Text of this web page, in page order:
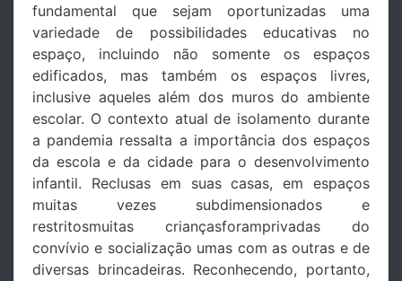
fundamental que sejam oportunizadas uma
variedade de possibilidades educativas no
espaço, incluindo não somente os espaços
edificados, mas também os espaços livres,
inclusive aqueles além dos muros do ambiente
escolar. O contexto atual de isolamento durante
a pandemia ressalta a importância dos espaços
da escola e da cidade para o desenvolvimento
infantil. Reclusas em suas casas, em espaços
muitas vezes subdimensionados e
restritosmuitas criançasforamprivadas do
convívio e socialização umas com as outras e de
diversas brincadeiras. Reconhecendo, portanto,